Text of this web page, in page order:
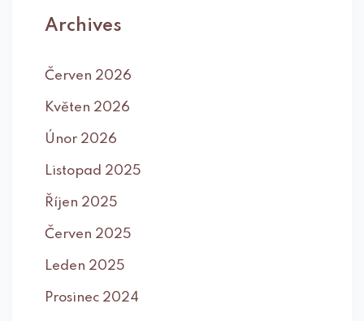
Archives
Červen 2026
Květen 2026
Únor 2026
Listopad 2025
Říjen 2025
Červen 2025
Leden 2025
Prosinec 2024